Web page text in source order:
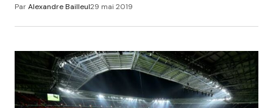
ParAlexandre Bailleul29 mai 2019